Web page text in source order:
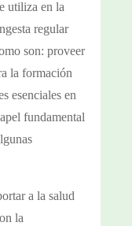
utiliza en la
regular
son: proveer
la formación
esenciales en
fundamental
a la salud
la